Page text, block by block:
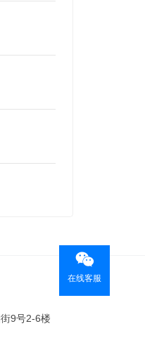
9号2-6楼
在线客服